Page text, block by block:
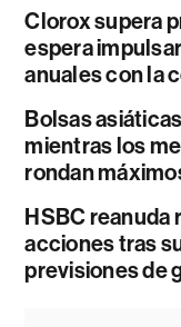
Clorox supera
espera
anuales con la
Bolsas
mientras los
rondan
HSBC reanuda
acciones tras
previsiones de